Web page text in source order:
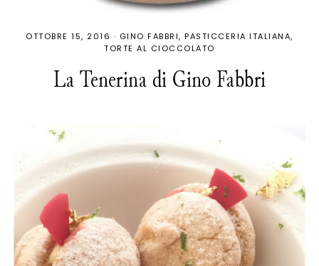
OTTOBRE 15, 2016 · GINO FABBRI PASTICCERIA ITALIANA
TORTE AL CIOCCOLATO
La Tenerina di Gino Fabbri